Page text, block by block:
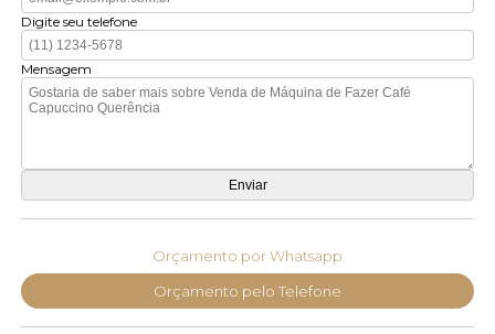
Digite seu telefone
Mensagem
Orçamento por Whatsapp
Orçamento pelo Telefone